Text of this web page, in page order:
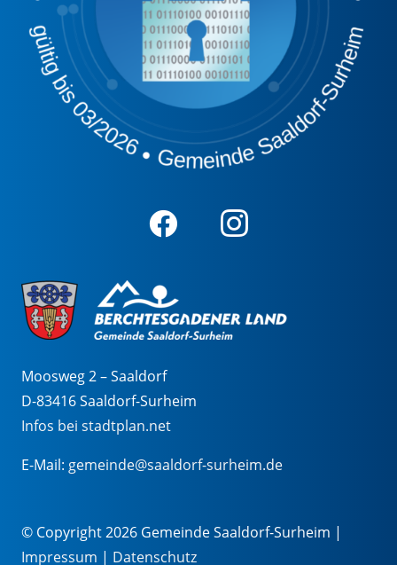
Moosweg 2 – Saaldorf
D-83416 Saaldorf-Surheim
Infos bei stadtplan.net
E-Mail: gemeinde@saaldorf-surheim.de
© Copyright 2026 Gemeinde Saaldorf-Surheim |
Impressum | Datenschutz